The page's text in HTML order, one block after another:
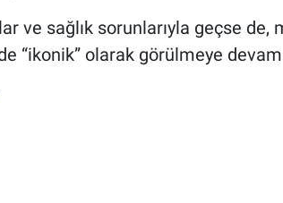
ve sağlık sorunlarıyla geçse de,
“ikonik” olarak görülmeye